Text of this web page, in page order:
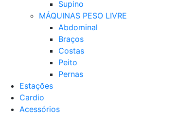
Supino
MÁQUINAS PESO LIVRE
Abdominal
Braços
Costas
Peito
Pernas
Estações
Cardio
Acessórios